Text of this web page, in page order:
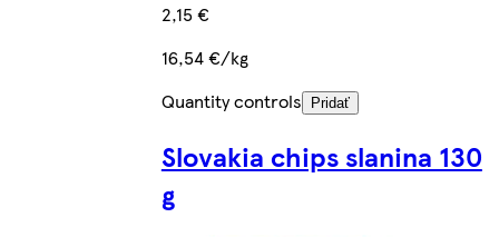
2,15 €
16,54 €/kg
Quantity controls
Pridať
Slovakia chips slanina 130
g